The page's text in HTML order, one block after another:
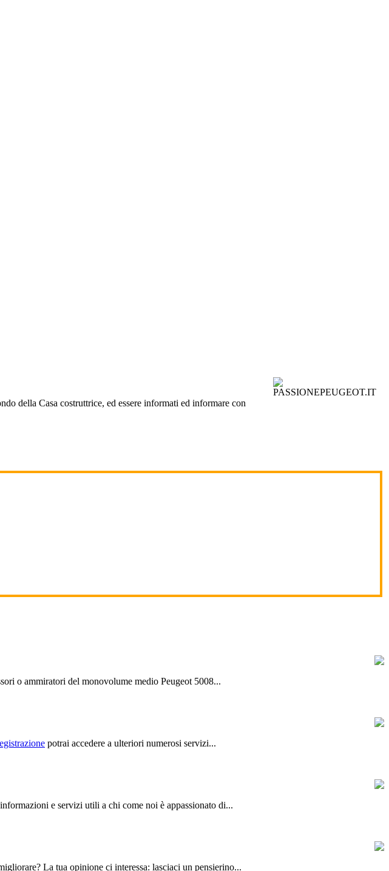
della Casa costruttrice, ed essere informati ed informare con
o ammiratori del monovolume medio Peugeot 5008...
potrai accedere a ulteriori numerosi servizi...
e servizi utili a chi come noi è appassionato di...
La tua opinione ci interessa: lasciaci un pensierino...